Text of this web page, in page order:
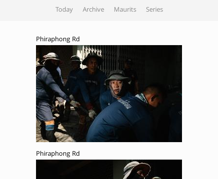
Today Archive Maurits Series
Phiraphong Rd
Phiraphong Rd